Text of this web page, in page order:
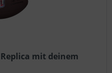
mit deinem